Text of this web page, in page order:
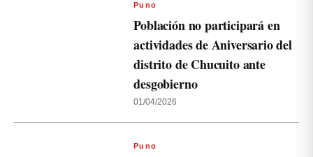
Puno
Población no participará en
actividades de Aniversario del
distrito de Chucuito ante
desgobierno
01/04/2026
Puno